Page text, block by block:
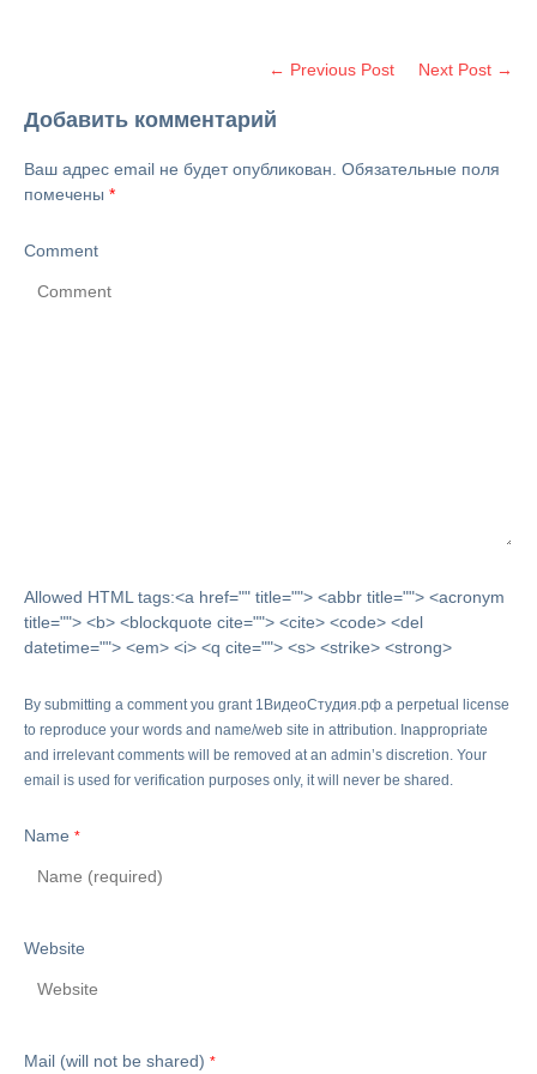
← Previous Post Next Post →
Добавить комментарий
Ваш адрес email не будет опубликован. Обязательные поля
помечены *
Comment
Allowed HTML tags:<a href="" title=""> <abbr title=""> <acronym
title=""> <b> <blockquote cite=""> <cite> <code> <del
datetime=""> <em> <i> <q cite=""> <s> <strike> <strong>
By submitting a comment you grant 1ВидеоСтудия.рф a perpetual license
to reproduce your words and name/web site in attribution. Inappropriate
and irrelevant comments will be removed at an admin’s discretion. Your
email is used for verification purposes only, it will never be shared.
Name *
Website
Mail (will not be shared) *